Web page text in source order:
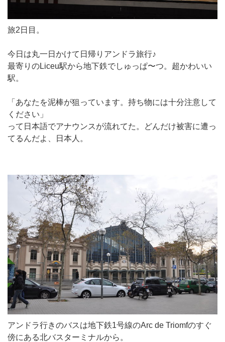
旅2日目。
今日は丸一日かけて日帰りアンドラ旅行♪
最寄りのLiceu駅から地下鉄でしゅっぱ〜つ。超かわいい
駅。
「あなたを泥棒が狙っています。持ち物には十分注意して
ください」
って日本語でアナウンスが流れてた。どんだけ被害に遭っ
てるんだよ、日本人。
アンドラ行きのバスは地下鉄1号線のArc de Triomfのすぐ
傍にある北バスターミナルから。